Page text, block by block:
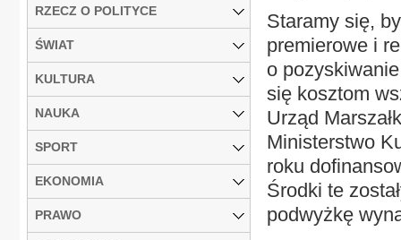
Staramy się,
premierowe i
o
się kosztom
Urząd
Ministerstwo
roku
Środki te
podwyżkę
RZECZ O POLITYCE
ŚWIAT
KULTURA
NAUKA
SPORT
EKONOMIA
PRAWO